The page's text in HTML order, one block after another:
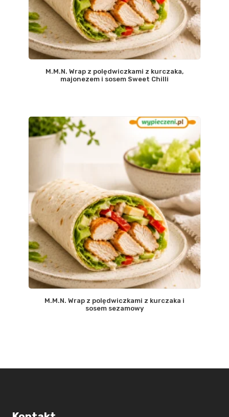
M.M.N. Wrap z polędwiczkami z kurczaka,
majonezem i sosem Sweet Chilli
M.M.N. Wrap z polędwiczkami z kurczaka i
sosem sezamowy